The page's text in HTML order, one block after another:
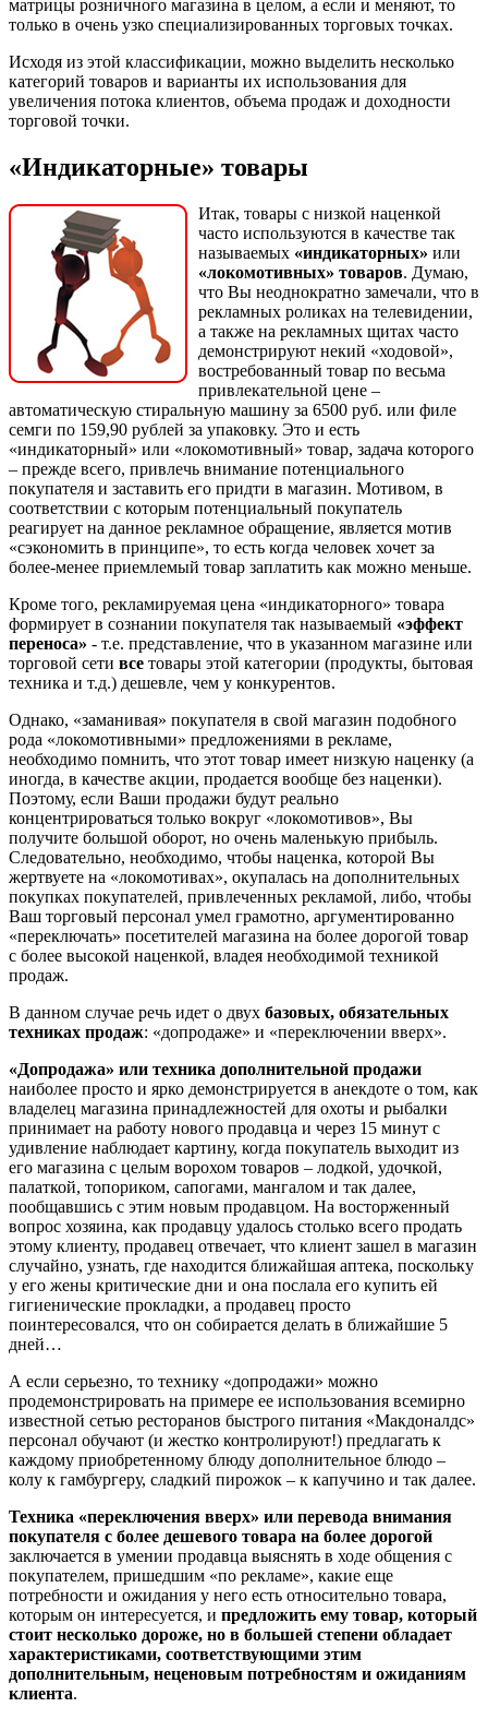
матрицы розничного магазина в целом, а если и меняют, то
только в очень узко специализированных торговых точках.
Исходя из этой классификации, можно выделить несколько
категорий товаров и варианты их использования для
увеличения потока клиентов, объема продаж и доходности
торговой точки.
«Индикаторные» товары
Итак, товары с низкой наценкой
часто используются в качестве так
называемых «индикаторных» или
«локомотивных» товаров. Думаю,
что Вы неоднократно замечали, что в
рекламных роликах на телевидении,
а также на рекламных щитах часто
демонстрируют некий «ходовой»,
востребованный товар по весьма
привлекательной цене –
автоматическую стиральную машину за 6500 руб. или филе
семги по 159,90 рублей за упаковку. Это и есть
«индикаторный» или «локомотивный» товар, задача которого
– прежде всего, привлечь внимание потенциального
покупателя и заставить его придти в магазин. Мотивом, в
соответствии с которым потенциальный покупатель
реагирует на данное рекламное обращение, является мотив
«сэкономить в принципе», то есть когда человек хочет за
более-менее приемлемый товар заплатить как можно меньше.
Кроме того, рекламируемая цена «индикаторного» товара
формирует в сознании покупателя так называемый «эффект
переноса» - т.е. представление, что в указанном магазине или
торговой сети все товары этой категории (продукты, бытовая
техника и т.д.) дешевле, чем у конкурентов.
Однако, «заманивая» покупателя в свой магазин подобного
рода «локомотивными» предложениями в рекламе,
необходимо помнить, что этот товар имеет низкую наценку (а
иногда, в качестве акции, продается вообще без наценки).
Поэтому, если Ваши продажи будут реально
концентрироваться только вокруг «локомотивов», Вы
получите большой оборот, но очень маленькую прибыль.
Следовательно, необходимо, чтобы наценка, которой Вы
жертвуете на «локомотивах», окупалась на дополнительных
покупках покупателей, привлеченных рекламой, либо, чтобы
Ваш торговый персонал умел грамотно, аргументированно
«переключать» посетителей магазина на более дорогой товар
с более высокой наценкой, владея необходимой техникой
продаж.
В данном случае речь идет о двух базовых, обязательных
техниках продаж: «допродаже» и «переключении вверх».
«Допродажа» или техника дополнительной продажи
наиболее просто и ярко демонстрируется в анекдоте о том, как
владелец магазина принадлежностей для охоты и рыбалки
принимает на работу нового продавца и через 15 минут с
удивление наблюдает картину, когда покупатель выходит из
его магазина с целым ворохом товаров – лодкой, удочкой,
палаткой, топориком, сапогами, мангалом и так далее,
пообщавшись с этим новым продавцом. На восторженный
вопрос хозяина, как продавцу удалось столько всего продать
этому клиенту, продавец отвечает, что клиент зашел в магазин
случайно, узнать, где находится ближайшая аптека, поскольку
у его жены критические дни и она послала его купить ей
гигиенические прокладки, а продавец просто
поинтересовался, что он собирается делать в ближайшие 5
дней…
А если серьезно, то технику «допродажи» можно
продемонстрировать на примере ее использования всемирно
известной сетью ресторанов быстрого питания «Макдоналдс»
персонал обучают (и жестко контролируют!) предлагать к
каждому приобретенному блюду дополнительное блюдо –
колу к гамбургеру, сладкий пирожок – к капучино и так далее.
Техника «переключения вверх» или перевода внимания
покупателя с более дешевого товара на более дорогой
заключается в умении продавца выяснять в ходе общения с
покупателем, пришедшим «по рекламе», какие еще
потребности и ожидания у него есть относительно товара,
которым он интересуется, и предложить ему товар, который
стоит несколько дороже, но в большей степени обладает
характеристиками, соответствующими этим
дополнительным, неценовым потребностям и ожиданиям
клиента.